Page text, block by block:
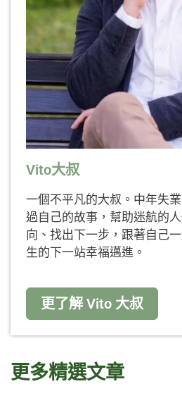
Vito大叔
一個不平凡的大叔。中年失
過自己的故事，幫助迷航的
向、找出下一步，跟著自己
生的下一站幸福邁進。
更了解 Vito 大叔
更多精選文章